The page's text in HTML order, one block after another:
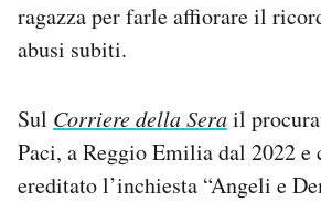
ragazza per farle affiorare il
abusi subiti.
Sul Corriere della Serail
Paci, a Reggio Emilia dal 2022 e
ereditato l’inchiesta “Angeli e